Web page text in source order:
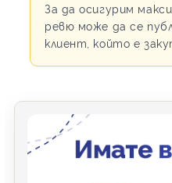
За да осигурим
ревю може да се
клиент, който е